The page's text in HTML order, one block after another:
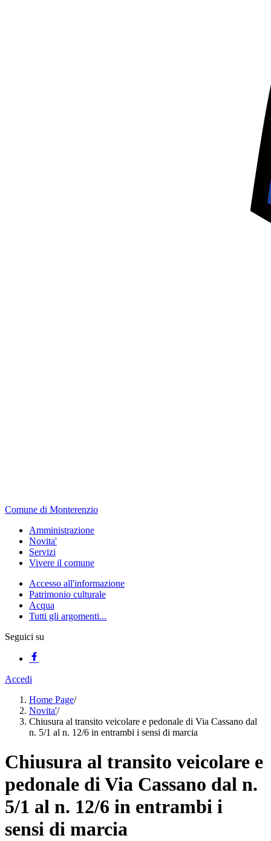
Comune di Monterenzio
Amministrazione
Novita'
Servizi
Vivere il comune
Accesso all'informazione
Patrimonio culturale
Acqua
Tutti gli argomenti...
Seguici su
Accedi
Home Page/
Novita'/
Chiusura al transito veicolare e pedonale di Via Cassano dal
n. 5/1 al n. 12/6 in entrambi i sensi di marcia
Chiusura al transito veicolare e
pedonale di Via Cassano dal n.
5/1 al n. 12/6 in entrambi i
sensi di marcia